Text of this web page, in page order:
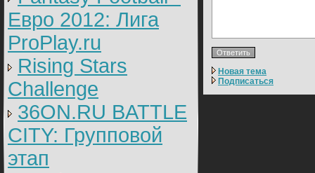
Евро 2012: Лига
ProPlay.ru
Rising Stars
Challenge
36ON.RU BATTLE
CITY: Групповой
этап
Новая тема
Подписаться